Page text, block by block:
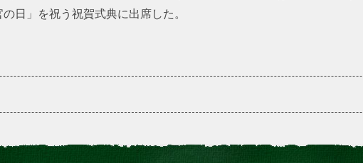
日」を祝う祝賀式典に出席した。